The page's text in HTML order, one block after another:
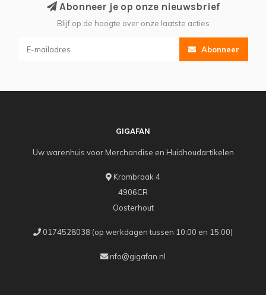
Abonneer je op onze nieuwsbrief
Blijf op de hoogte over onze laatste acties
Abonneer
GIGAFAN
Uw warenhuis voor Merchandise en Huidhoudartikelen
Krombraak 4
4906CR
Oosterhout
0174528038 (op werkdagen tussen 10:00 en 15:00)
info@gigafan.nl